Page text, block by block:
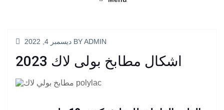
POSTED ديسمبر 4, 2022 BYADMIN
اشكال مطابخ بولى لاك 2023